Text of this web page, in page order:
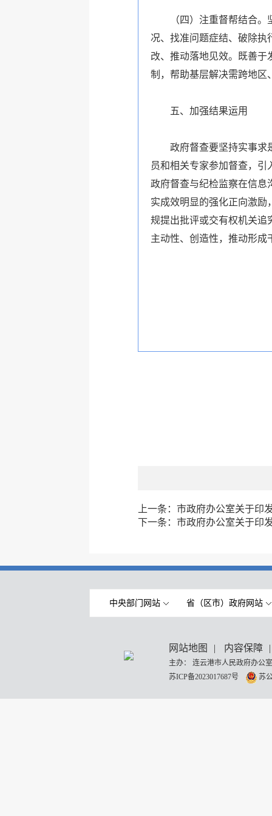
（四）注重督帮结合
况、找准问题症结、破除执
改、推动落地见效。既善于
制，帮助基层解决需跨地区
五、加强结果运用
政府督查要坚持实事求
员和相关专家参加督查，
政府督查与纪检监察在信息
实成效明显的强化正向激励
规提出批评或交有权机关追
主动性、创造性，推动形成
上一条： 市政府办公室关于印
下一条： 市政府办公室关于印
中央部门网站 省（区市）政府网站
网站地图 | 内容保障 |
主办： 连云港市人民政府办
苏ICP备2023017687号
苏